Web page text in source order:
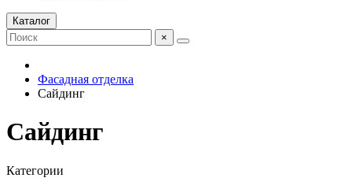
Каталог
×
Фасадная отделка
Сайдинг
Сайдинг
Категории